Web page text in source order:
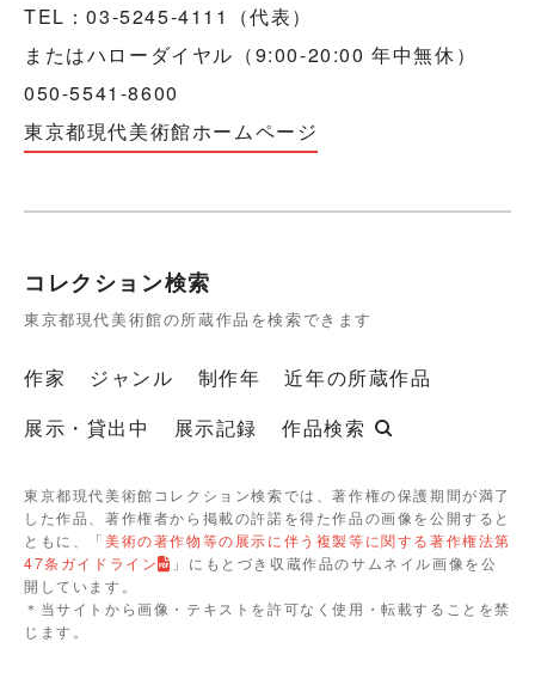
TEL：03-5245-4111（代表）
またはハローダイヤル（9:00-20:00 年中無休）
050-5541-8600
東京都現代美術館ホームページ
コレクション検索
東京都現代美術館の所蔵作品を検索できます
作家 ジャンル 制作年
近年の所蔵作品
展示・貸出中
展示記録 作品検索
東京都現代美術館コレクション検索では、著作権の保護期間が満了
した作品、著作権者から掲載の許諾を得た作品の画像を公開すると
ともに、「美術の著作物等の展示に伴う複製等に関する著作権法第
47条ガイドライン
」にもとづき収蔵作品のサムネイル画像を公
開しています。
＊当サイトから画像・テキストを許可なく使用・転載することを禁
じます。